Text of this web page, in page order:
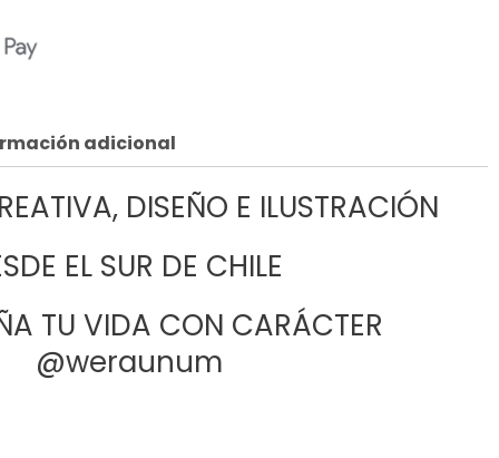
adicional
DISEÑO E ILUSTRACIÓN
EL SUR DE CHILE
TU VIDA CON CARÁCTER
@weraunum